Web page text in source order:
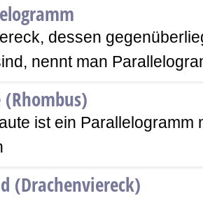
dessen
nennt man
(Rhombus)
ist ein Parallelogramm
(Drachenviereck)